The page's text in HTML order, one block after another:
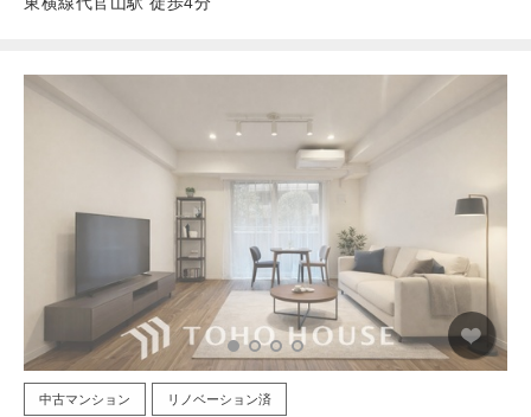
中古マンション リノベーション済